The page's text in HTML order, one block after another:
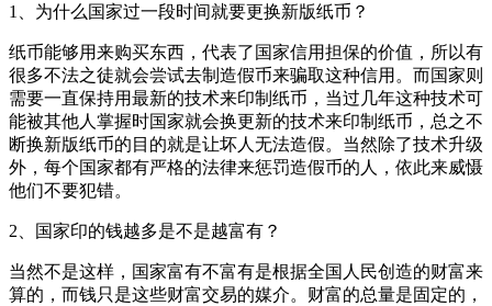
1、为什么国家过一段时间就要更换新版纸币？
纸币能够用来购买东西，代表了国家信用担保的价值，所以有
很多不法之徒就会尝试去制造假币来骗取这种信用。而国家则
需要一直保持用最新的技术来印制纸币，当过几年这种技术可
能被其他人掌握时国家就会换更新的技术来印制纸币，总之不
断换新版纸币的目的就是让坏人无法造假。当然除了技术升级
外，每个国家都有严格的法律来惩罚造假币的人，依此来威慑
他们不要犯错。
2、国家印的钱越多是不是越富有？
当然不是这样，国家富有不富有是根据全国人民创造的财富来
算的，而钱只是这些财富交易的媒介。财富的总量是固定的，